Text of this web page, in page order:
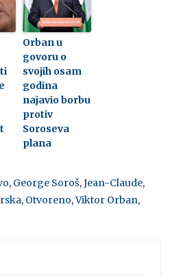
Orban u
govoru o
svojih osam
godina
najavio borbu
protiv
Soroseva
plana
, George Soroš,Jean-Claude,
, Otvoreno,Viktor Orban,